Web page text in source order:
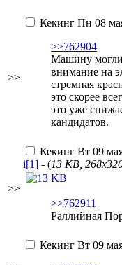
>>
Кекинг Пн 08
>>762904
Машину
внимание на
стремная
это скорее
это уже
кандидатов.
>>
Кекинг Вт 09
i[1] - (13 KB,
>>762911
Раллийная
Кекинг Вт 09